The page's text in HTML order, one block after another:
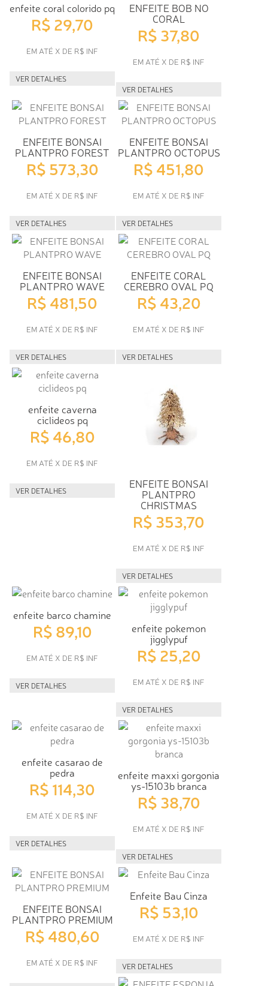
enfeite coral colorido pq
R$ 29,70
EM ATÉ X DE R$ INF
VER DETALHES
ENFEITE BOB NO
CORAL
R$ 37,80
EM ATÉ X DE R$ INF
VER DETALHES
ENFEITE BONSAI
PLANTPRO FOREST
R$ 573,30
EM ATÉ X DE R$ INF
VER DETALHES
ENFEITE BONSAI
PLANTPRO OCTOPUS
R$ 451,80
EM ATÉ X DE R$ INF
VER DETALHES
ENFEITE BONSAI
PLANTPRO WAVE
R$ 481,50
EM ATÉ X DE R$ INF
VER DETALHES
ENFEITE CORAL
CEREBRO OVAL PQ
R$ 43,20
EM ATÉ X DE R$ INF
VER DETALHES
enfeite caverna
ciclideos pq
R$ 46,80
EM ATÉ X DE R$ INF
VER DETALHES
ENFEITE BONSAI
PLANTPRO
CHRISTMAS
R$ 353,70
EM ATÉ X DE R$ INF
VER DETALHES
enfeite barco chamine
R$ 89,10
EM ATÉ X DE R$ INF
VER DETALHES
enfeite pokemon
jigglypuf
R$ 25,20
EM ATÉ X DE R$ INF
VER DETALHES
enfeite casarao de
pedra
R$ 114,30
EM ATÉ X DE R$ INF
VER DETALHES
enfeite maxxi gorgonia
ys-15103b branca
R$ 38,70
EM ATÉ X DE R$ INF
VER DETALHES
ENFEITE BONSAI
PLANTPRO PREMIUM
R$ 480,60
EM ATÉ X DE R$ INF
Enfeite Bau Cinza
R$ 53,10
EM ATÉ X DE R$ INF
VER DETALHES